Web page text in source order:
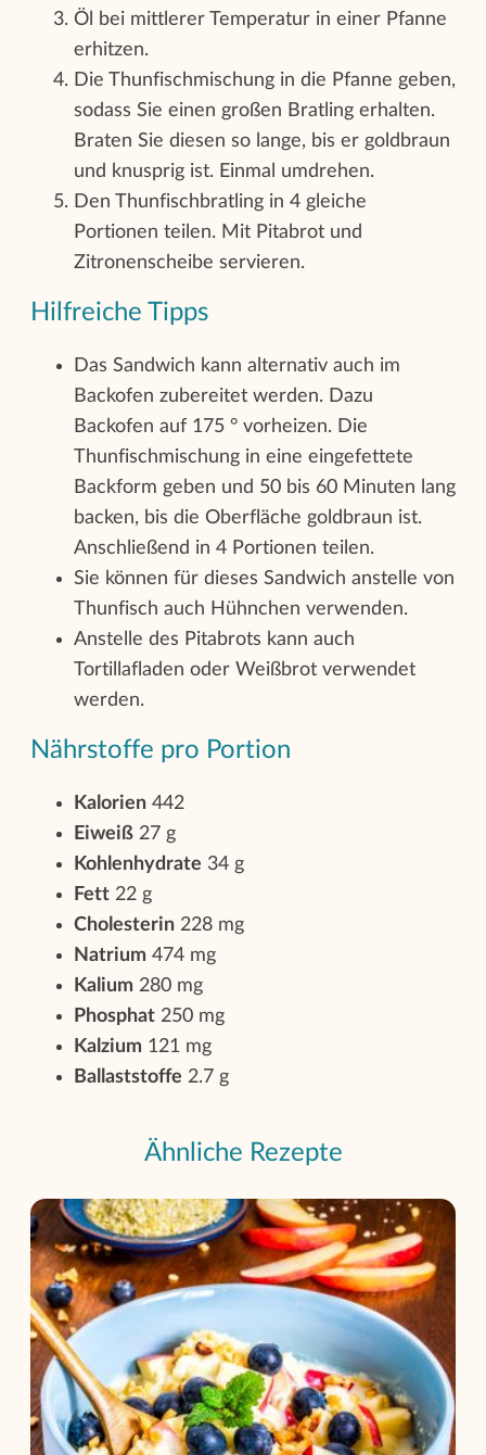
Öl bei mittlerer Temperatur in einer Pfanne
erhitzen.
Die Thunfischmischung in die Pfanne geben,
sodass Sie einen großen Bratling erhalten.
Braten Sie diesen so lange, bis er goldbraun
und knusprig ist. Einmal umdrehen.
Den Thunfischbratling in 4 gleiche
Portionen teilen. Mit Pitabrot und
Zitronenscheibe servieren.
Hilfreiche Tipps
Das Sandwich kann alternativ auch im
Backofen zubereitet werden. Dazu
Backofen auf 175 ° vorheizen. Die
Thunfischmischung in eine eingefettete
Backform geben und 50 bis 60 Minuten lang
backen, bis die Oberfläche goldbraun ist.
Anschließend in 4 Portionen teilen.
Sie können für dieses Sandwich anstelle von
Thunfisch auch Hühnchen verwenden.
Anstelle des Pitabrots kann auch
Tortillafladen oder Weißbrot verwendet
werden.
Nährstoffe pro Portion
Kalorien 442
Eiweiß 27 g
Kohlenhydrate 34 g
Fett 22 g
Cholesterin 228 mg
Natrium 474 mg
Kalium 280 mg
Phosphat 250 mg
Kalzium 121 mg
Ballaststoffe 2.7 g
Ähnliche Rezepte